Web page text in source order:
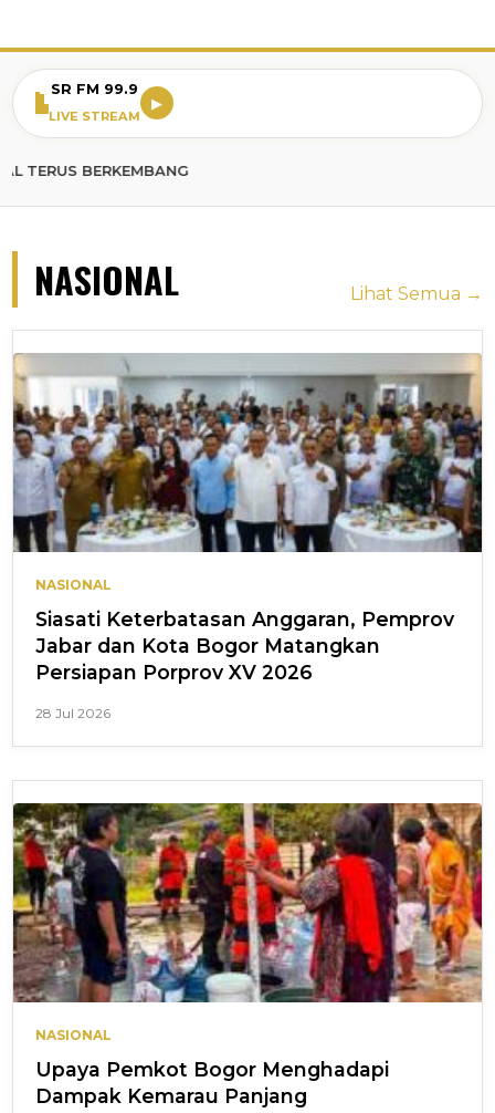
SR FM 99.9
LIVE STREAM
▶
NASIONAL Lihat Semua →
NASIONAL
Siasati Keterbatasan Anggaran, Pemprov
Jabar dan Kota Bogor Matangkan
Persiapan Porprov XV 2026
28 Jul 2026
NASIONAL
Upaya Pemkot Bogor Menghadapi
Dampak Kemarau Panjang